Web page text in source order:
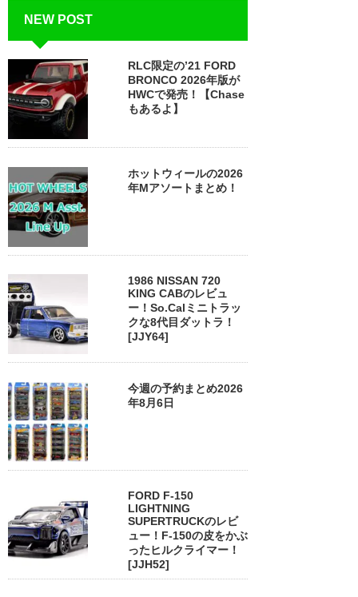
NEW POST
RLC限定の’21 FORD
BRONCO 2026年版が
HWCで発売！【Chase
もあるよ】
ホットウィールの2026
年Mアソートまとめ！
1986 NISSAN 720
KING CABのレビュ
ー！So.Calミニトラッ
クな8代目ダットラ！
[JJY64]
今週の予約まとめ2026
年8月6日
FORD F-150
LIGHTNING
SUPERTRUCKのレビ
ュー！F-150の皮をかぶ
ったヒルクライマー！
[JJH52]